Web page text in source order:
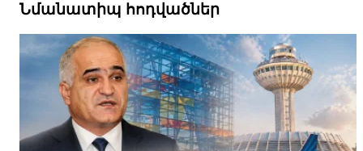
Նմանատիպ հոդվածներ